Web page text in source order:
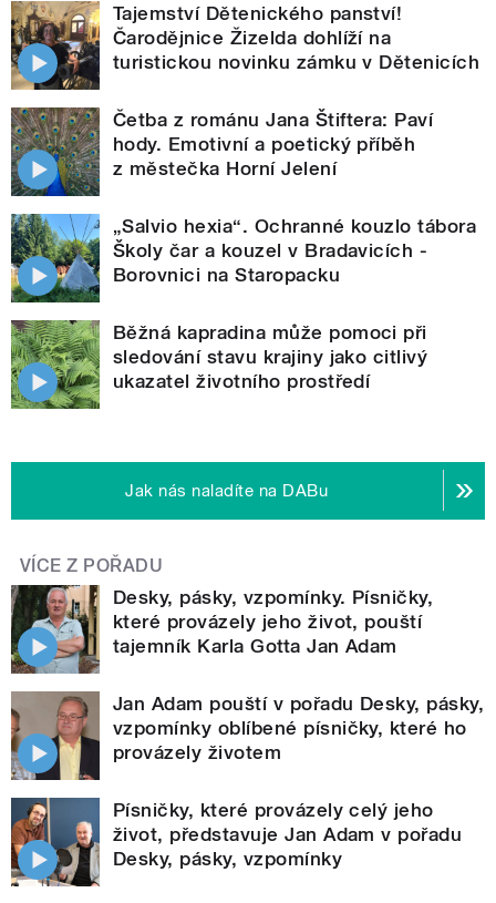
Tajemství Dětenického panství!
Čarodějnice Žizelda dohlíží na
turistickou novinku zámku v Dětenicích
Četba z románu Jana Štiftera: Paví
hody. Emotivní a poetický příběh
z městečka Horní Jelení
„Salvio hexia“. Ochranné kouzlo tábora
Školy čar a kouzel v Bradavicích -
Borovnici na Staropacku
Běžná kapradina může pomoci při
sledování stavu krajiny jako citlivý
ukazatel životního prostředí
Jak nás naladíte na DABu
VÍCE Z POŘADU
Desky, pásky, vzpomínky. Písničky,
které provázely jeho život, pouští
tajemník Karla Gotta Jan Adam
Jan Adam pouští v pořadu Desky, pásky,
vzpomínky oblíbené písničky, které ho
provázely životem
Písničky, které provázely celý jeho
život, představuje Jan Adam v pořadu
Desky, pásky, vzpomínky